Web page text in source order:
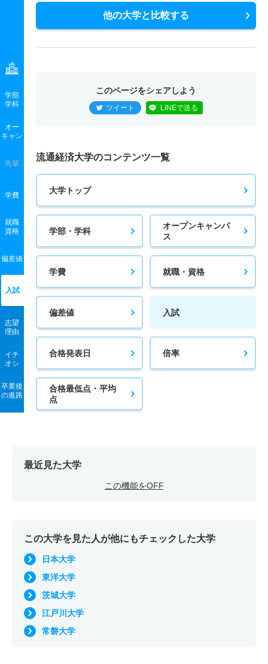
学部
学科
オー
キャン
先輩
学費
就職
資格
偏差値
入試
志望
理由
イチ
オシ
卒業後
の進路
他の大学と比較する
このページをシェアしよう
ツイート LINEで送る
流通経済大学のコンテンツ一覧
大学トップ
学部・学科
オープンキャンパ
ス
学費 就職・資格
偏差値 入試
合格発表日 倍率
合格最低点・平均
点
最近見た大学
この機能をOFF
この大学を見た人が他にもチェックした大学
日本大学
東洋大学
茨城大学
江戸川大学
常磐大学